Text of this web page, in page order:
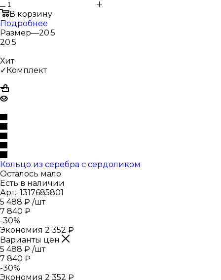
В корзину
Подробнее
Размер—20.5
20.5
Хит
✓Комплект
Кольцо из серебра с сердоликом
Осталось мало
Есть в наличии
Арт.: 1317685801
5 488 ₽ /шт
7 840 ₽
-30%
Экономия 2 352 ₽
Варианты цен
5 488 ₽ /шт
7 840 ₽
-30%
Экономия 2 352 ₽